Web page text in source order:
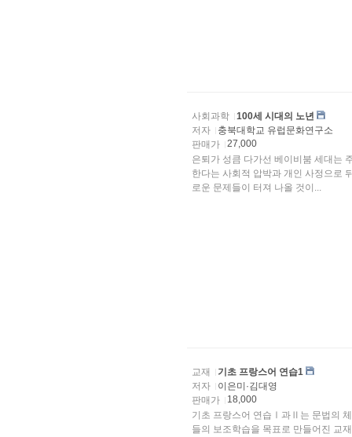
사회과학
100세 시대의 노년
저자
충북대학교 유럽문화연구소
판매가
27,000
은퇴가 성큼 다가선 베이비붐 세대는
한다는 사회적 압박과 개인 사정으로
로운 문제들이 터져 나올 것이...
교재
기초 프랑스어 연습1
저자
이은미·김대영
판매가
18,000
기초 프랑스어 연습Ⅰ과Ⅱ는 문법의
들의 보조학습을 목표로 만들어진